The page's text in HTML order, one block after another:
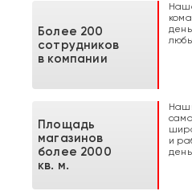
Более 200
сотрудников
в компании
Площадь
магазинов
более 2000
кв. м.
и